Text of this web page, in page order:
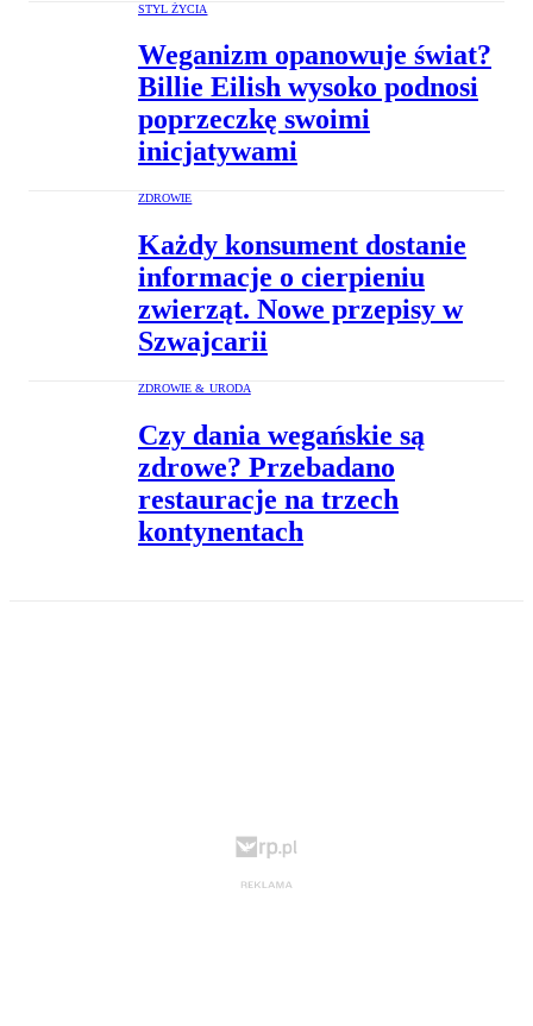
STYL ŻYCIA
Weganizm opanowuje świat?
Billie Eilish wysoko podnosi
poprzeczkę swoimi
inicjatywami
ZDROWIE
Każdy konsument dostanie
informacje o cierpieniu
zwierząt. Nowe przepisy w
Szwajcarii
ZDROWIE & URODA
Czy dania wegańskie są
zdrowe? Przebadano
restauracje na trzech
kontynentach